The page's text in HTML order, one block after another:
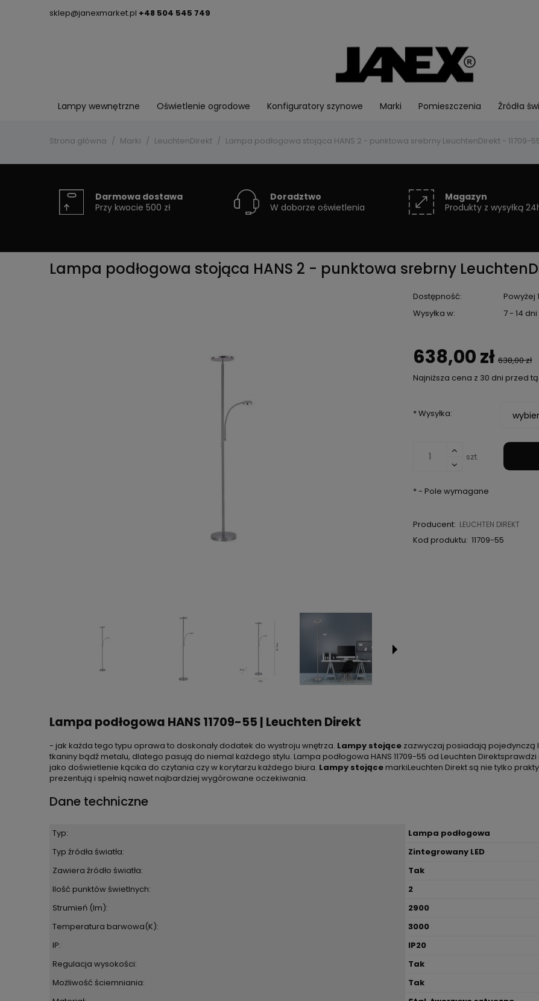
sklep@janexmarket.pl +48 504 545 749
Lampy wewnętrzne Oświetlenie ogrodowe Konfiguratory szynowe Marki Pomieszczenia Źródła
Strona główna Marki LeuchtenDirekt Lampa podłogowa stojąca HANS 2 - punktowa srebrny LeuchtenDirekt - 11709-
Darmowa dostawa
Przy kwocie 500 zł
Doradztwo
W doborze oświetlenia
Magazyn
Produkty z wysyłką
Lampa podłogowa stojąca HANS 2 - punktowa srebrny
Dostępność:
Powyżej
Wysyłka w:
7 - 14 dni
638,00 zł 638,00 zł
Najniższa cena z 30 dni przed
niż 30 dni,
pojawił się w
*Wysyłka:
szt.
*- Pole wymagane
Producent: LEUCHTEN DIREKT
Kod produktu: 11709-55
Lampa podłogowa HANS 11709-55 | Leuchten Direkt
- jak każda tego typu oprawa to doskonały dodatek do wystroju wnętrza. Lampy stojące zazwyczaj posiadają pojedynczą
tkaniny bądź metalu, dlatego pasują do niemal każdego stylu. Lampa podłogowa HANS 11709-55 od Leuchten
jako doświetlenie kącika do czytania czy w korytarzu każdego biura. Lampy stojące markiLeuchten Direkt są nie tylko
prezentują i spełnią nawet najbardziej wygórowane oczekiwania.
Dane techniczne
Typ:
Lampa podłogowa
Typ źródła światła:
Zintegrowany LED
Zawiera źródło światła:
Tak
Ilość punktów świetlnych:
2
Strumień (lm):
2900
Temperatura barwowa(K):
3000
IP:
IP20
Regulacja wysokości:
Tak
Możliwość ściemniania:
Tak